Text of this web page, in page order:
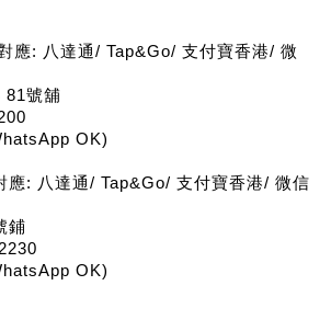
應: 八達通/ Tap&Go/ 支付寶香港/ 微
81號舖
OK)
應: 八達通/ Tap&Go/ 支付寶香港/ 微信
鋪
OK)